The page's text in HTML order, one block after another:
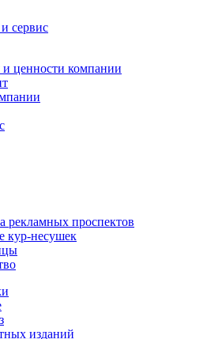
сервис
ценности компании
рекламных проспектов
кур-несушек
изданий